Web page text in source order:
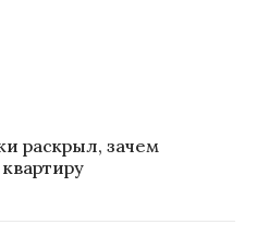
раскрыл, зачем